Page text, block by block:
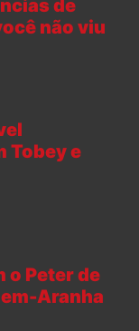
de
não viu
Tobey e
o Peter de
Aranha